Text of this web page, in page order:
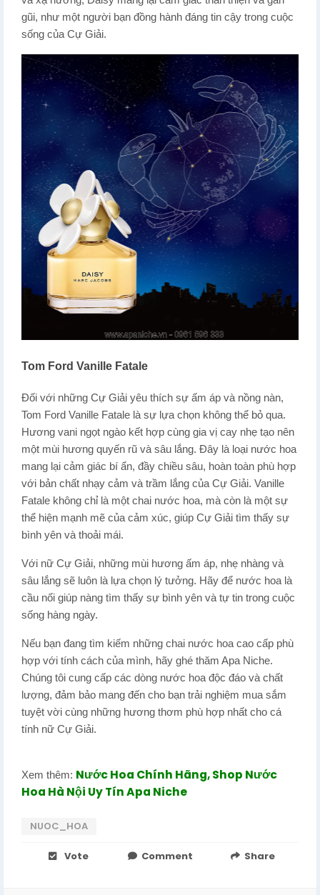
gũi, như một người bạn đồng hành đáng tin cậy trong cuộc
sống của Cự Giải.
Tom Ford Vanille Fatale
Đối với những Cự Giải yêu thích sự ấm áp và nồng nàn,
Tom Ford Vanille Fatale là sự lựa chọn không thể bỏ qua.
Hương vani ngọt ngào kết hợp cùng gia vị cay nhẹ tạo nên
một mùi hương quyến rũ và sâu lắng. Đây là loại nước hoa
mang lại cảm giác bí ẩn, đầy chiều sâu, hoàn toàn phù hợp
với bản chất nhạy cảm và trầm lắng của Cự Giải. Vanille
Fatale không chỉ là một chai nước hoa, mà còn là một sự
thể hiện mạnh mẽ của cảm xúc, giúp Cự Giải tìm thấy sự
bình yên và thoải mái.
Với nữ Cự Giải, những mùi hương ấm áp, nhẹ nhàng và
sâu lắng sẽ luôn là lựa chọn lý tưởng. Hãy để nước hoa là
cầu nối giúp nàng tìm thấy sự bình yên và tự tin trong cuộc
sống hàng ngày.
Nếu bạn đang tìm kiếm những chai nước hoa cao cấp phù
hợp với tính cách của mình, hãy ghé thăm Apa Niche.
Chúng tôi cung cấp các dòng nước hoa độc đáo và chất
lượng, đảm bảo mang đến cho bạn trải nghiệm mua sắm
tuyệt vời cùng những hương thơm phù hợp nhất cho cá
tính nữ Cự Giải.
Xem thêm: Nước Hoa Chính Hãng, Shop Nước
Hoa Hà Nội Uy Tín Apa Niche
NUOC_HOA
Vote Comment Share